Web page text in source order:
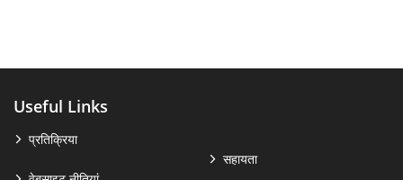
Useful Links
प्रतिक्रिया
सहायता